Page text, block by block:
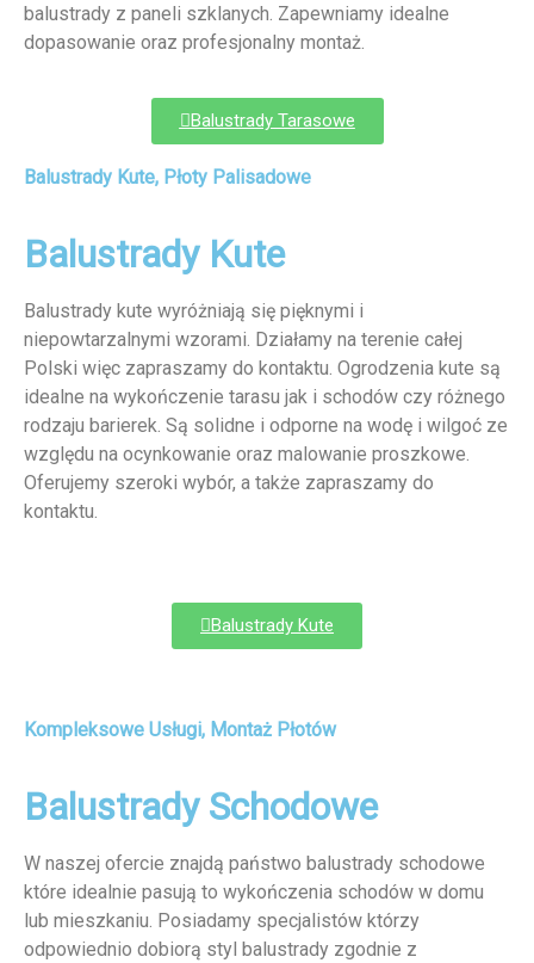
balustrady z paneli szklanych. Zapewniamy idealne
dopasowanie oraz profesjonalny montaż.
Balustrady Tarasowe
Balustrady Kute, Płoty Palisadowe
Balustrady Kute
Balustrady kute wyróżniają się pięknymi i
niepowtarzalnymi wzorami. Działamy na terenie całej
Polski więc zapraszamy do kontaktu. Ogrodzenia kute są
idealne na wykończenie tarasu jak i schodów czy różnego
rodzaju barierek. Są solidne i odporne na wodę i wilgoć ze
względu na ocynkowanie oraz malowanie proszkowe.
Oferujemy szeroki wybór, a także zapraszamy do
kontaktu.
Balustrady Kute
Kompleksowe Usługi, Montaż Płotów
Balustrady Schodowe
W naszej ofercie znajdą państwo balustrady schodowe
które idealnie pasują to wykończenia schodów w domu
lub mieszkaniu. Posiadamy specjalistów którzy
odpowiednio dobiorą styl balustrady zgodnie z